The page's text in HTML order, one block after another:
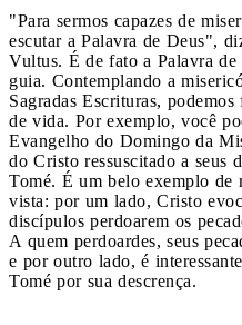
"Para sermos capazes de
escutar a Palavra de Deus",
Vultus. É de fato a Palavra de
guia. Contemplando a
Sagradas Escrituras,
de vida. Por exemplo, você
Evangelho do Domingo da
do Cristo ressuscitado a seus
Tomé. É um belo exemplo de
vista: por um lado, Cristo
discípulos perdoarem os
A quem perdoardes, seus
e por outro lado, é
Tomé por sua descrença.